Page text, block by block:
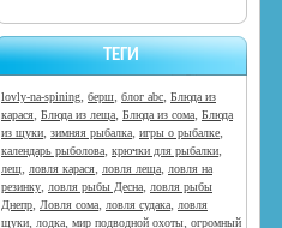
ТЕГИ
lovly-na-spining, берш, блог abc, Блюда из
карася, Блюда из леща, Блюда из сома, Блюда
из щуки, зимняя рыбалка, игры о рыбалке,
календарь рыболова, крючки для рыбалки,
лещ, ловля карася, ловля леща, ловля на
резинку, ловля рыбы Десна, ловля рыбы
Днепр, Ловля сома, ловля судака, ловля
щуки, лодка, мир подводной охоты, огромный